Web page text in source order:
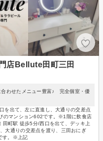
店Bellute田町三田
わせたメニュー豊富♪ 完全個室・優
を出て、左に直進し、大通りの交差点
のマンション602です。※1階に飲食店
田町駅 徒歩5分/西口を出て、デッキ上
大通りの交差点を渡り、三田おにぎ
す。※上記